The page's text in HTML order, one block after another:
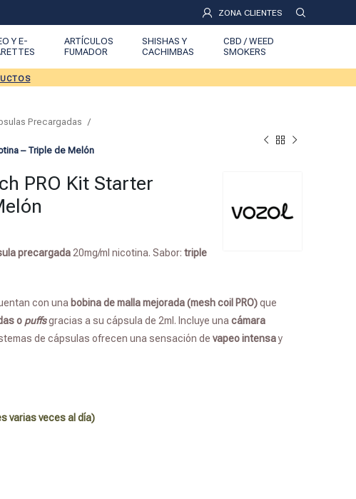
ZONA CLIENTES
Y E-
ARTÍCULOS
FUMADOR
SHISHAS Y
CACHIMBAS
CBD / WEED
SMOKERS
Precargadas
– Triple de Melón
PRO Kit Starter
precargada 20mg/ml nicotina. Sabor:triple
con una bobina de malla mejorada (mesh coil PRO)que
o puffsgracias a su cápsula de 2ml. Incluye unacámara
de cápsulas ofrecen una sensación devapeo intensay
varias veces al día)